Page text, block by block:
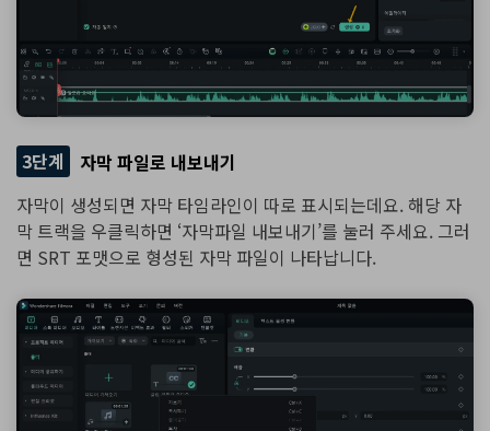
3단계
자막 파일로 내보내기
자막이 생성되면 자막 타임라인이 따로 표시되는데요. 해당 자
막 트랙을 우클릭하면 ‘자막파일 내보내기’를 눌러 주세요. 그러
면 SRT 포맷으로 형성된 자막 파일이 나타납니다.